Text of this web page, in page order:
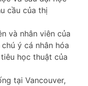
cầu của thị
và nhân viên của
ý cá nhân hóa
học thuật của
tại Vancouver,